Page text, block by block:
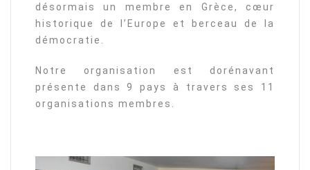
désormais un membre en Grèce, cœur
historique de l’Europe et berceau de la
démocratie.
Notre organisation est dorénavant
présente dans 9 pays à travers ses 11
organisations membres.